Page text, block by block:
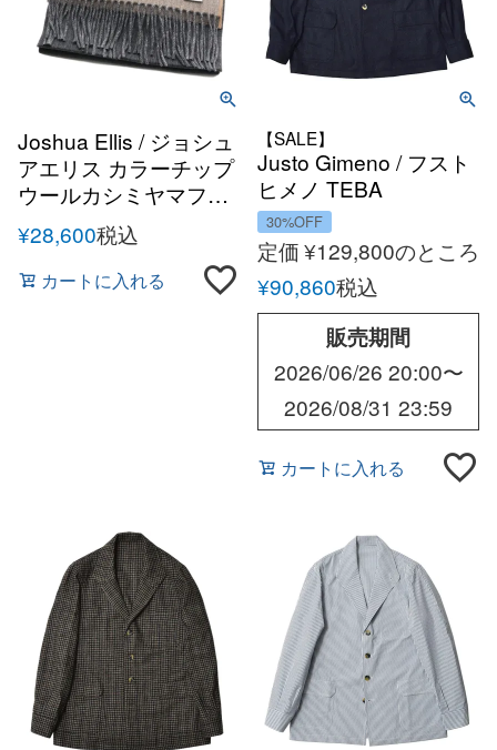
Joshua Ellis / ジョシュ
アエリス カラーチップ
ウールカシミヤマフラ
ー 30×180
¥28,600税込
カートに入れる
【SALE】
Justo Gimeno / フスト
ヒメノ TEBA
CLASSIC ヘリンボー
ンツイード ジャケット
30%OFF
定価¥129,800のところ
¥90,860税込
販売期間
2026/06/26 20:00〜
2026/08/31 23:59
カートに入れる